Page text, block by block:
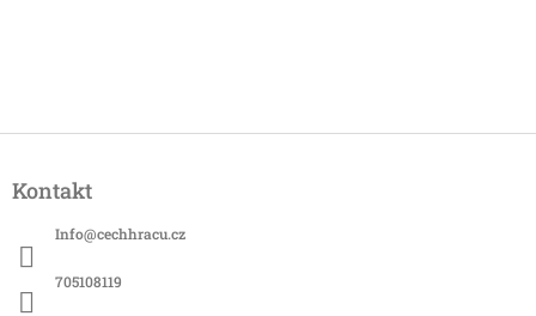
pKontakt
Info@cechhracu.cz
705108119